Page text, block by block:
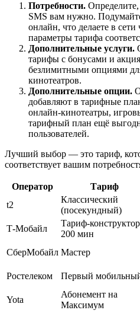
Потребности.
SMS вам нужно.
онлайн, что делаете в
параметры тарифа
Дополнительные услуги.
тарифы с бонусами и
безлимитными опциями
кинотеатров.
Дополнительные опции.
добавляют в тарифные
онлайн-кинотеатры,
тарифный план ещё
пользователей.
Лучший выбор — это тариф,
соответствует вашим
Оператор Тариф
t2
Классический
(посекундный)
Т-Мобайл
Тариф-конструктор
200 мин
СберМобайл Мастер
Ростелеком
Первый
Yota
Абонемент на
Максимум